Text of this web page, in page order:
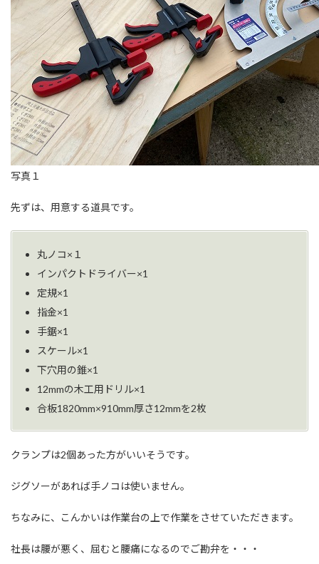
写真１
先ずは、用意する道具です。
丸ノコ×１
インパクトドライバー×1
定規×1
指金×1
手鋸×1
スケール×1
下穴用の錐×1
12mmの木工用ドリル×1
合板1820mm×910mm厚さ12mmを2枚
クランプは2個あった方がいいそうです。
ジグソーがあれば手ノコは使いません。
ちなみに、こんかいは作業台の上で作業をさせていただきます。
社長は腰が悪く、屈むと腰痛になるのでご勘弁を・・・